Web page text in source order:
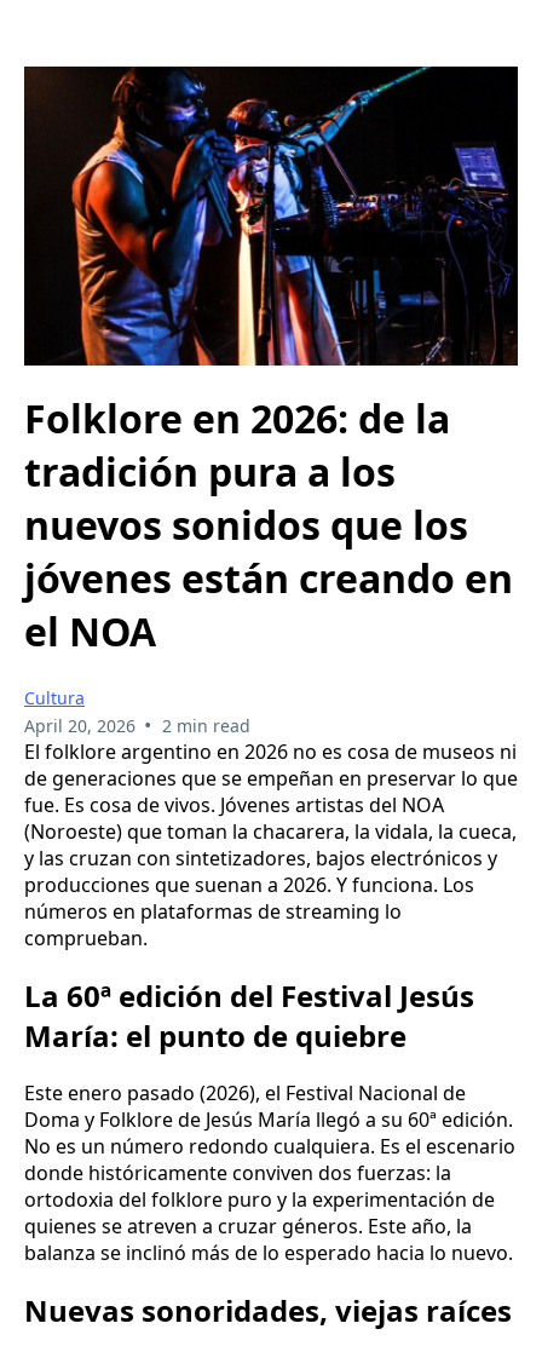
Folklore en 2026: de la
tradición pura a los
nuevos sonidos que los
jóvenes están creando en
el NOA
Cultura
April 20, 2026 • 2 min read
El folklore argentino en 2026 no es cosa de museos ni
de generaciones que se empeñan en preservar lo que
fue. Es cosa de vivos. Jóvenes artistas del NOA
(Noroeste) que toman la chacarera, la vidala, la cueca,
y las cruzan con sintetizadores, bajos electrónicos y
producciones que suenan a 2026. Y funciona. Los
números en plataformas de streaming lo
comprueban.
La 60ª edición del Festival Jesús
María: el punto de quiebre
Este enero pasado (2026), el Festival Nacional de
Doma y Folklore de Jesús María llegó a su 60ª edición.
No es un número redondo cualquiera. Es el escenario
donde históricamente conviven dos fuerzas: la
ortodoxia del folklore puro y la experimentación de
quienes se atreven a cruzar géneros. Este año, la
balanza se inclinó más de lo esperado hacia lo nuevo.
Nuevas sonoridades, viejas raíces